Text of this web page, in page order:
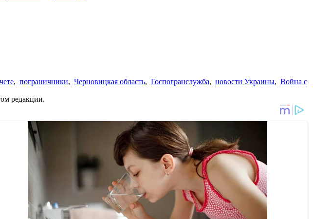
, пограничники, Черновицкая область, Госпогранслужба, новости Украины, Война с
редакции.